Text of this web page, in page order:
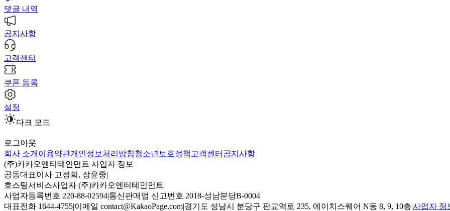
댓글 내역
공지사항
고객센터
쿠폰 등록
설정
다크 모드
로그아웃
회사 소개 이용약관개인정보처리방침청소년보호정책 고객센터 공지사항
(주)카카오엔터테인먼트 사업자 정보
공동대표이사 고정희, 장윤중|
호스팅서비스사업자 (주)카카오엔터테인먼트
사업자등록번호 220-88-02594|통신판매업 신고번호 2018-성남분당B-0004
대표전화 1644-4755|이메일 contact@KakaoPage.com|경기도 성남시 분당구 판교역로 235, 에이치스퀘어 N동 8, 9, 10층|사업자 정